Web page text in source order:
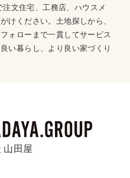
文住宅、工務店、ハウスメ
けください。土地探しから、
ォローまで一貫してサービス
い暮らし、より良い家づくり
山田屋